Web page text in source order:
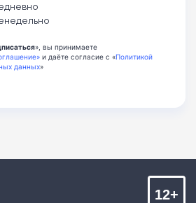
», вы принимаете
и даёте согласие с «Политикой
данных»
12+